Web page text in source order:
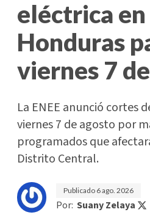
eléctrica en
Honduras
viernes 7
La ENEE anunció cortes
viernes 7 de agosto por
programados que
Distrito Central.
Publicado 6 ago. 2026
Por: Suany Zelaya